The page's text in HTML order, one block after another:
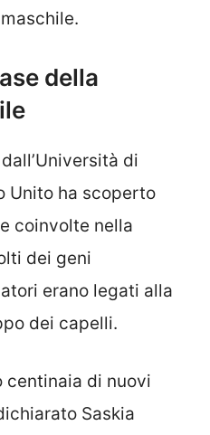
della
di
Unito ha scoperto
coinvolte nella
dei geni
erano legati alla
dei capelli.
di nuovi
Saskia